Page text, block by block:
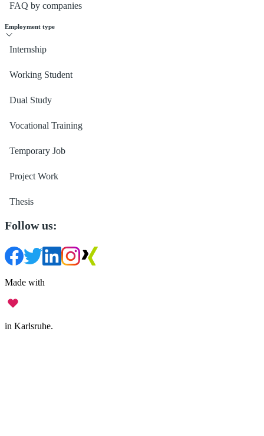
FAQ by companies
Employment type
Internship
Working Student
Dual Study
Vocational Training
Temporary Job
Project Work
Thesis
Follow us:
Made with
in Karlsruhe.